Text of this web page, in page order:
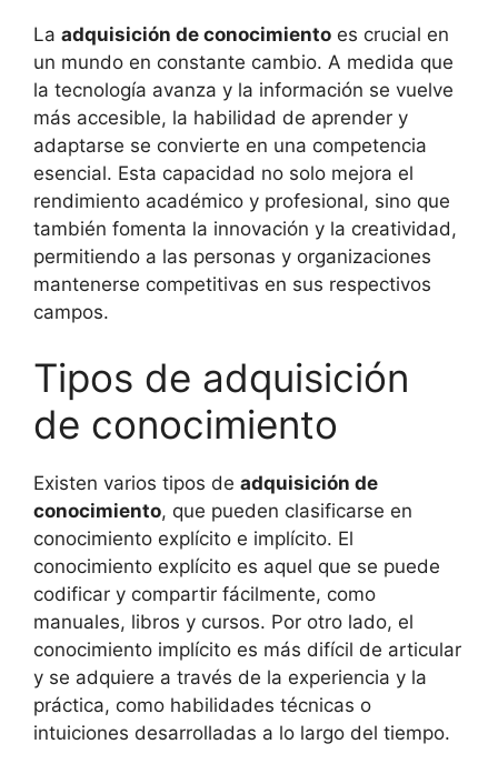
La adquisición de conocimiento es crucial en
un mundo en constante cambio. A medida que
la tecnología avanza y la información se vuelve
más accesible, la habilidad de aprender y
adaptarse se convierte en una competencia
esencial. Esta capacidad no solo mejora el
rendimiento académico y profesional, sino que
también fomenta la innovación y la creatividad,
permitiendo a las personas y organizaciones
mantenerse competitivas en sus respectivos
campos.
Tipos de adquisición
de conocimiento
Existen varios tipos de adquisición de
conocimiento, que pueden clasificarse en
conocimiento explícito e implícito. El
conocimiento explícito es aquel que se puede
codificar y compartir fácilmente, como
manuales, libros y cursos. Por otro lado, el
conocimiento implícito es más difícil de articular
y se adquiere a través de la experiencia y la
práctica, como habilidades técnicas o
intuiciones desarrolladas a lo largo del tiempo.